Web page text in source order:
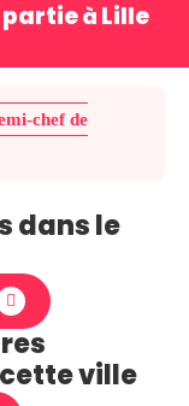
partieà Lille
chef de
dans le
ville